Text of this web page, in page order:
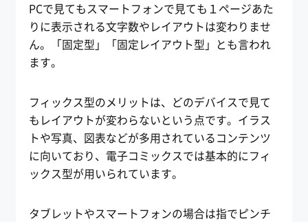
PCで見てもスマートフォンで見ても１ページあた
りに表示される文字数やレイアウトは変わりませ
ん。「固定型」「固定レイアウト型」とも言われ
ます。
フィックス型のメリットは、どのデバイスで見て
もレイアウトが変わらないという点です。イラス
トや写真、図表などが多用されているコンテンツ
に向いており、電子コミックスでは基本的にフィ
ックス型が用いられています。
タブレットやスマートフォンの場合は指でピンチ